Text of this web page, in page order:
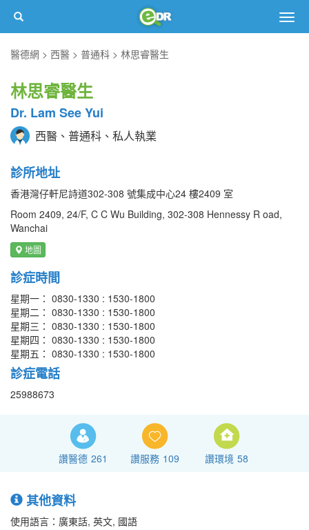
醫德網
西醫 普通科 林思睿醫生
林思睿醫生
Dr. Lam See Yui
西醫、普通科、私人執業
診所地址
香港灣仔軒尼詩道302-308 號集成中心24 樓2409 室
Room 2409, 24/F, C C Wu Building, 302-308 Hennessy R oad,
Wanchai
地圖
診症時間
星期一： 0830-1330 : 1530-1800
星期二： 0830-1330 : 1530-1800
星期三： 0830-1330 : 1530-1800
星期四： 0830-1330 : 1530-1800
星期五： 0830-1330 : 1530-1800
診症電話
25988673
讚醫德 261 讚服務 109 讚環境 58
其他資料
使用語言：廣東話, 英文, 國語